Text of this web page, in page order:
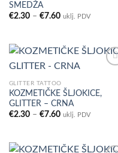
SMEDŽA
€2.30 – €7.60Raspon
do
€7.60
uklj. PDV
Add to
GLITTER TATTOO
KOZMETIČKE ŠLJOKICE,
GLITTER – CRNA
€2.30 – €7.60Raspon
do
uklj. PDV